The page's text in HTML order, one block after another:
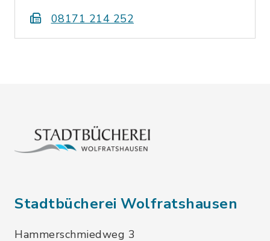
08171 214 252
Stadtbücherei Wolfratshausen
Hammerschmiedweg 3